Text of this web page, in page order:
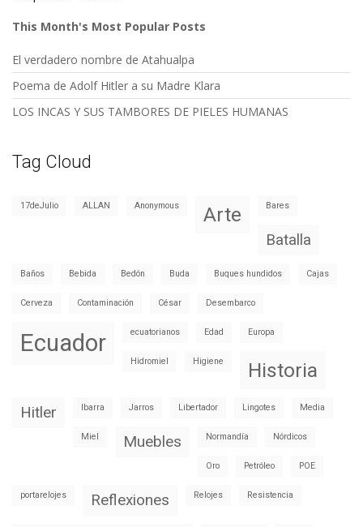
This Month's Most Popular Posts
El verdadero nombre de Atahualpa
Poema de Adolf Hitler a su Madre Klara
LOS INCAS Y SUS TAMBORES DE PIELES HUMANAS
Tag Cloud
17deJulio ALLAN Anonymous Arte Bares
Batalla
Baños Bebida Bedón Buda Buques hundidos Cajas
Cerveza Contaminación César Desembarco
Ecuador ecuatorianos Edad Europa
Hidromiel Higiene Historia
Hitler Ibarra Jarros Libertador Lingotes Media
Miel Muebles Normandía Nórdicos
Oro Petróleo POE
portarelojes Reflexiones Relojes Resistencia